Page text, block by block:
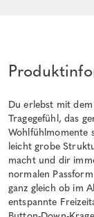
Du erlebst mit
Tragegefühl, das
Wohlfühlmomente
leicht grobe
macht und dir
normalen
ganz gleich ob im
entspannte